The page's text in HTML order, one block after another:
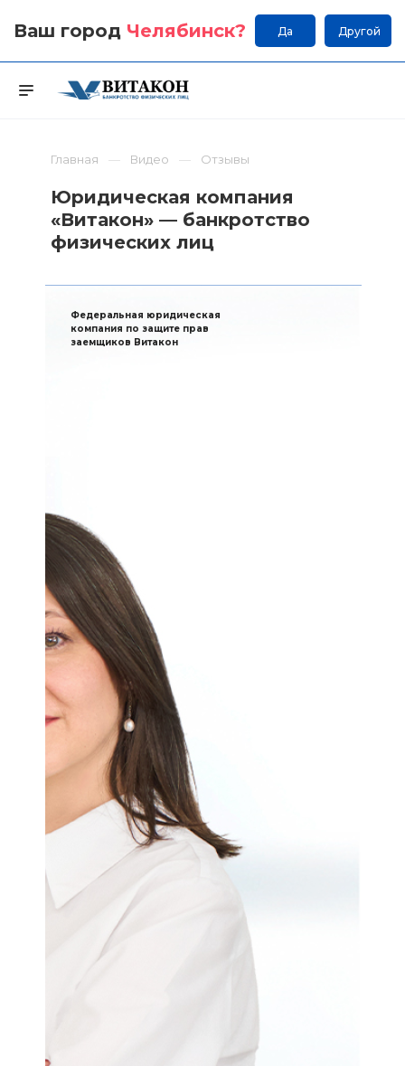
Ваш город Челябинск? Да Другой
Главная Видео Отзывы
Юридическая компания
«Витакон» — банкротство
физических лиц
Федеральная юридическая
компания по защите прав
заемщиков Витакон